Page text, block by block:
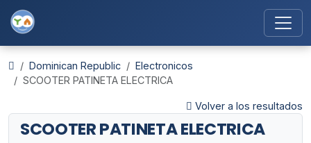
Dominican Republic
Electronicos
SCOOTER PATINETA ELECTRICA
Volver a los resultados
SCOOTER PATINETA ELECTRICA